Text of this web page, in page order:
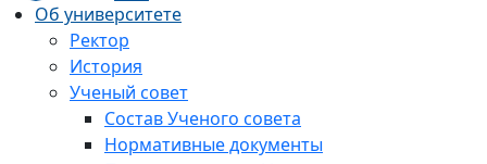
Об университете
Ректор
История
Ученый совет
Состав Ученого совета
Нормативные документы